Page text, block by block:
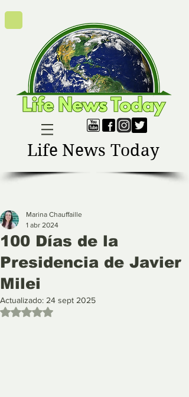
Life News Today
100 Días de la
Presidencia de Javier
Milei
Marina Chauffaille
1 abr 2024
Actualizado: 24 sept 2025
Obtuvo NaN de 5 estrellas.